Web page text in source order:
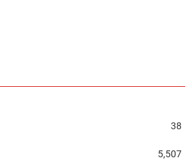
38
5,507